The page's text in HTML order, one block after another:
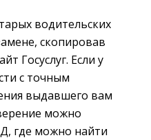
водительских
скопировав
Госуслуг. Если у
с точным
выдавшего вам
можно
где можно найти